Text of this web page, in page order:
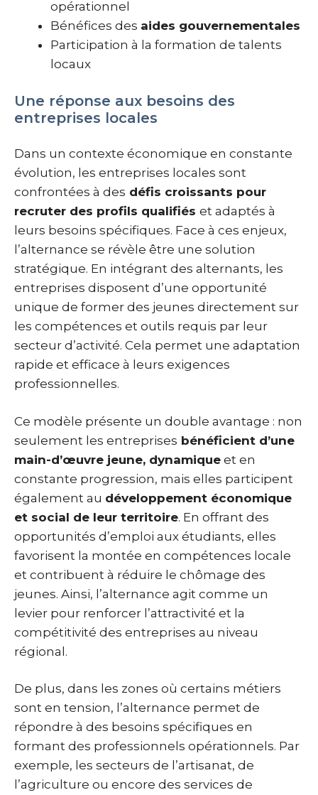
opérationnel
Bénéfices des aides gouvernementales
Participation à la formation de talents
locaux
Une réponse aux besoins des
entreprises locales
Dans un contexte économique en constante
évolution, les entreprises locales sont
confrontées à des défis croissants pour
recruter des profils qualifiés et adaptés à
leurs besoins spécifiques. Face à ces enjeux,
l’alternance se révèle être une solution
stratégique. En intégrant des alternants, les
entreprises disposent d’une opportunité
unique de former des jeunes directement sur
les compétences et outils requis par leur
secteur d’activité. Cela permet une adaptation
rapide et efficace à leurs exigences
professionnelles.
Ce modèle présente un double avantage : non
seulement les entreprises bénéficient d’une
main-d’œuvre jeune, dynamique et en
constante progression, mais elles participent
également au développement économique
et social de leur territoire. En offrant des
opportunités d’emploi aux étudiants, elles
favorisent la montée en compétences locale
et contribuent à réduire le chômage des
jeunes. Ainsi, l’alternance agit comme un
levier pour renforcer l’attractivité et la
compétitivité des entreprises au niveau
régional.
De plus, dans les zones où certains métiers
sont en tension, l’alternance permet de
répondre à des besoins spécifiques en
formant des professionnels opérationnels. Par
exemple, les secteurs de l’artisanat, de
l’agriculture ou encore des services de